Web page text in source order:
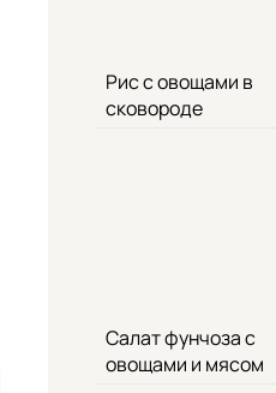
Рис с овощами в
сковороде
Салат фунчоза с
овощами и мясом